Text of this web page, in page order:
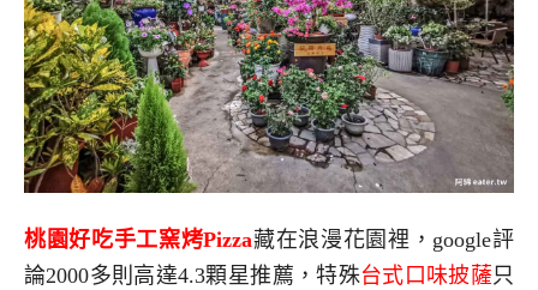
桃園好吃手工窯烤Pizza藏在浪漫花園裡，google評
論2000多則高達4.3顆星推薦，特殊台式口味披薩只